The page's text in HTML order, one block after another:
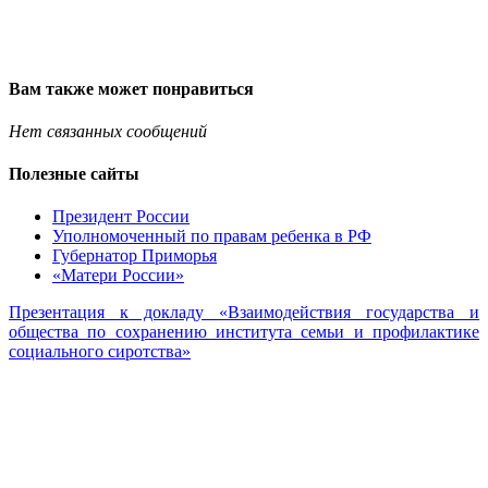
Вам также может понравиться
Нет связанных сообщений
Полезные сайты
Президент России
Уполномоченный по правам ребенка в РФ
Губернатор Приморья
«Матери России»
Презентация к докладу «Взаимодействия государства и
общества по сохранению института семьи и профилактике
социального сиротства»